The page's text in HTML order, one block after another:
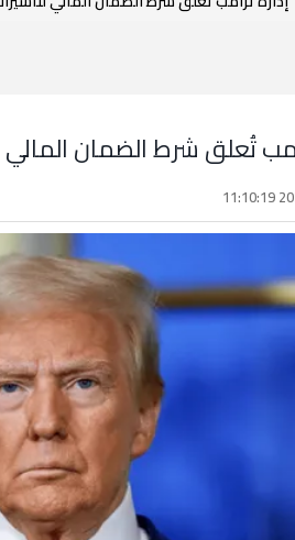
تُعلق شرط الضمان